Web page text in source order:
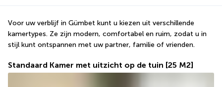
Voor uw verblijf in Gümbet kunt u kiezen uit verschillende
kamertypes. Ze zijn modern, comfortabel en ruim, zodat u in
stijl kunt ontspannen met uw partner, familie of vrienden.
Standaard Kamer met uitzicht op de tuin [25 M2]